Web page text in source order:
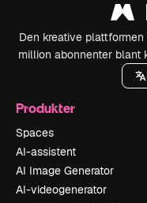
Den kreative
million abonnenter blant
Produkter
Spaces
AI-assistent
AI Image Generator
AI-videogenerator